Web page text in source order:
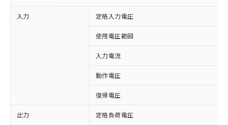
入力 定格入力電圧
使用電圧範囲
入力電流
動作電圧
復帰電圧
出力 定格負荷電圧